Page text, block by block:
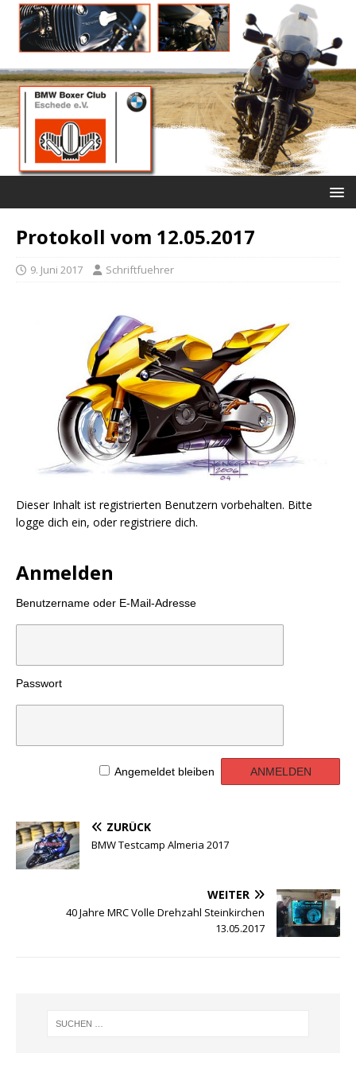
Protokoll vom 12.05.2017
9. Juni 2017 Schriftfuehrer
Dieser Inhalt ist registrierten Benutzern vorbehalten. Bitte
logge dich ein, oder registriere dich.
Anmelden
Benutzername oder E-Mail-Adresse
Passwort
Angemeldet bleiben
ZURÜCK
BMW Testcamp Almeria 2017
WEITER
40 Jahre MRC Volle Drehzahl Steinkirchen
13.05.2017